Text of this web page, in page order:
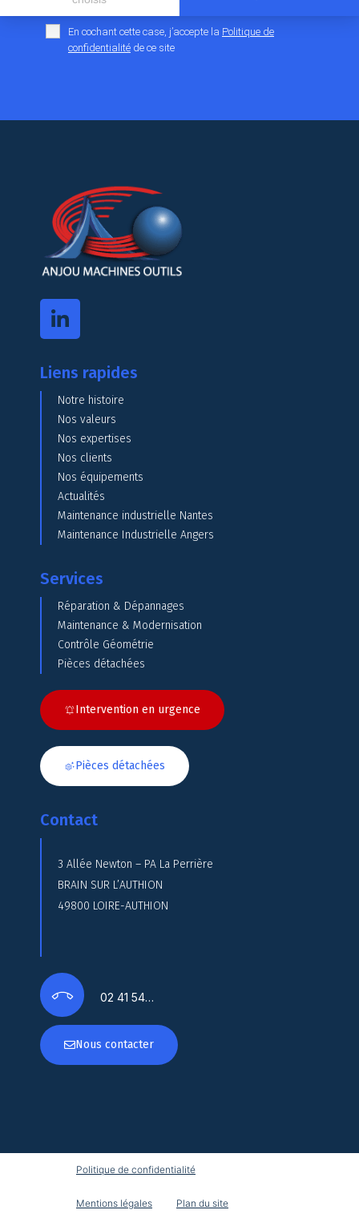
Axeptio consent
Plateforme de Gestion du Consentement : Personnalisez vos
Notre plateforme vous permet d'adapter et de gérer vos
En cochant cette case, j’accepte la Politique de
confidentialité de ce site
Liens rapides
Notre histoire
Nos valeurs
Nos expertises
Nos clients
Nos équipements
Actualités
Maintenance industrielle Nantes
Maintenance Industrielle Angers
Services
Réparation & Dépannages
Maintenance & Modernisation
Contrôle Géométrie
Pièces détachées
Intervention en urgence
Pièces détachées
Contact
3 Allée Newton – PA La Perrière
BRAIN SUR L’AUTHION
49800 LOIRE-AUTHION
02 41 54…
Nous contacter
Politique de confidentialité
Mentions légales Plan du site